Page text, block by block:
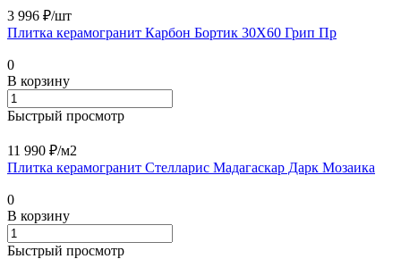
3 996 ₽/шт
Плитка керамогранит Карбон Бортик 30X60 Грип Пр
0
В корзину
Быстрый просмотр
11 990 ₽/м2
Плитка керамогранит Стелларис Мадагаскар Дарк Мозаика
0
В корзину
Быстрый просмотр